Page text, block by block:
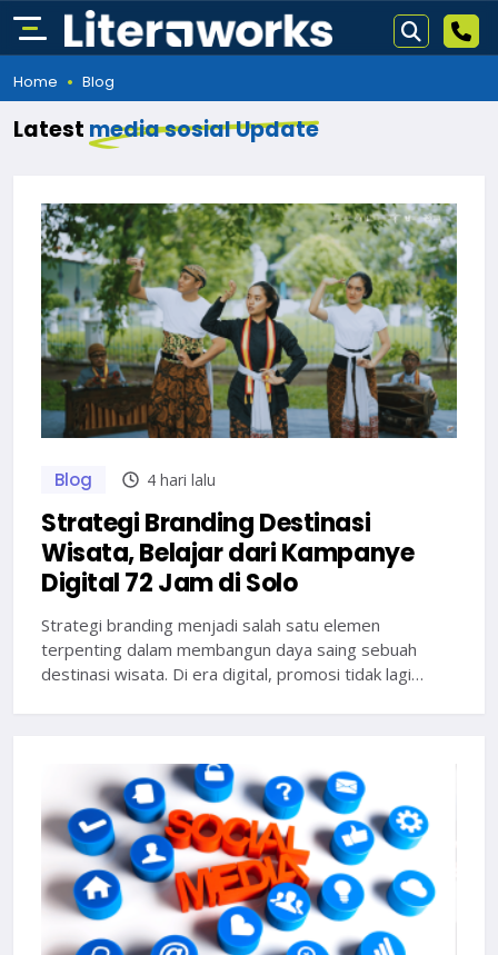
Home Blog
Latest media sosial Update
Blog 4 hari lalu
Strategi Branding Destinasi
Wisata, Belajar dari Kampanye
Digital 72 Jam di Solo
Strategi branding menjadi salah satu elemen
terpenting dalam membangun daya saing sebuah
destinasi wisata. Di era digital, promosi tidak lagi…